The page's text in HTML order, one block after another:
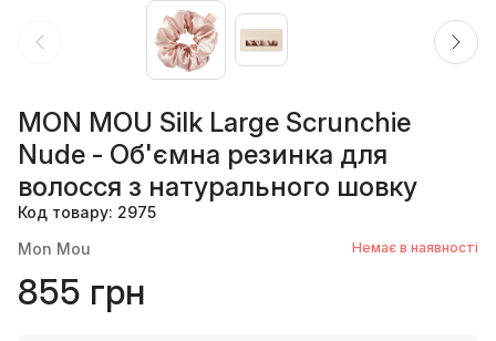
MON MOU Silk Large Scrunchie
Nude - Об'ємна резинка для
волосся з натурального шовку
Код товару: 2975
Mon Mou
Немає в наявності
855 грн